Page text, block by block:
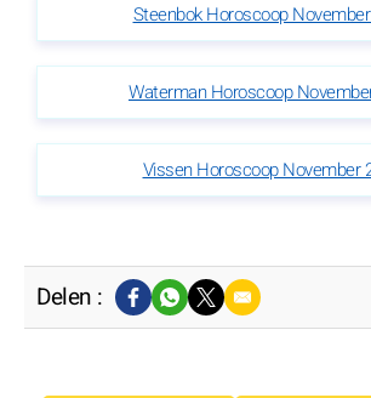
Steenbok Horoscoop
Waterman Horoscoop
Vissen Horoscoop November
Delen :